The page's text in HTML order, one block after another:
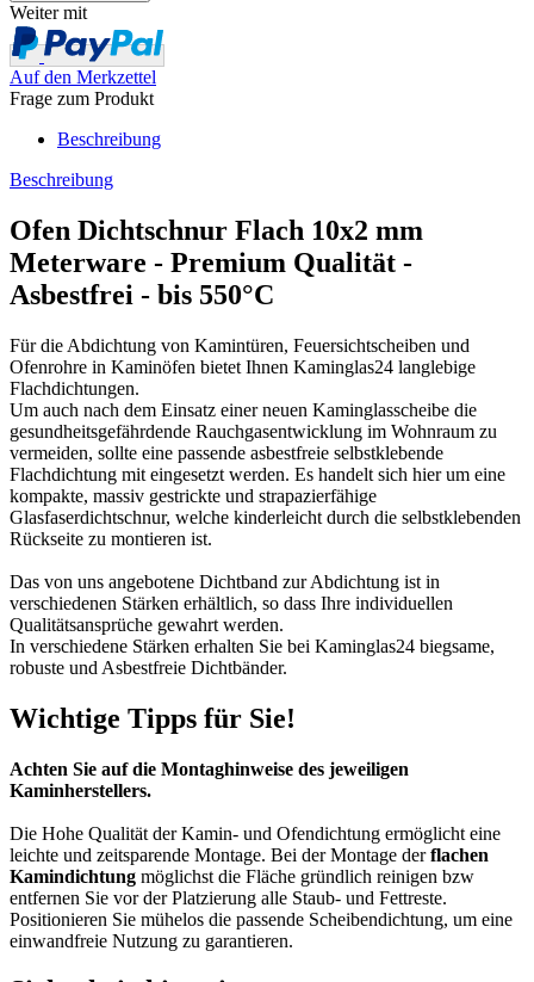
Weiter mit
Auf den Merkzettel
Frage zum Produkt
Beschreibung
Beschreibung
Ofen Dichtschnur Flach 10x2 mm
Meterware - Premium Qualität -
Asbestfrei - bis 550°C
Für die Abdichtung von Kamintüren, Feuersichtscheiben und
Ofenrohre in Kaminöfen bietet Ihnen Kaminglas24 langlebige
Flachdichtungen.
Um auch nach dem Einsatz einer neuen Kaminglasscheibe die
gesundheitsgefährdende Rauchgasentwicklung im Wohnraum zu
vermeiden, sollte eine passende asbestfreie selbstklebende
Flachdichtung mit eingesetzt werden. Es handelt sich hier um eine
kompakte, massiv gestrickte und strapazierfähige
Glasfaserdichtschnur, welche kinderleicht durch die selbstklebenden
Rückseite zu montieren ist.
Das von uns angebotene Dichtband zur Abdichtung ist in
verschiedenen Stärken erhältlich, so dass Ihre individuellen
Qualitätsansprüche gewahrt werden.
In verschiedene Stärken erhalten Sie bei Kaminglas24 biegsame,
robuste und Asbestfreie Dichtbänder.
Wichtige Tipps für Sie!
Achten Sie auf die Montaghinweise des jeweiligen
Kaminherstellers.
Die Hohe Qualität der Kamin- und Ofendichtung ermöglicht eine
leichte und zeitsparende Montage. Bei der Montage derflachen
Kamindichtung möglichst die Fläche gründlich reinigen bzw
entfernen Sie vor der Platzierung alle Staub- und Fettreste.
Positionieren Sie mühelos die passende Scheibendichtung, um eine
einwandfreie Nutzung zu garantieren.